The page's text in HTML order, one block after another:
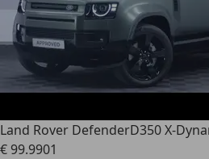
Land Rover DefenderD350 X-
€ 99.9901